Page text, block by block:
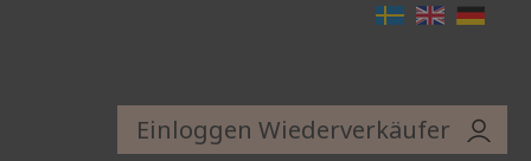
Einloggen Wiederverkäufer